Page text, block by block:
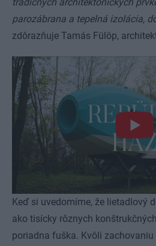
parozábrana a tepelná izolácia,
zdôrazňuje Tamás Fülöp,
Keď si uvedomíme, že lietadlový
ako tisícky rôznych
poriadna fuška. Kvôli